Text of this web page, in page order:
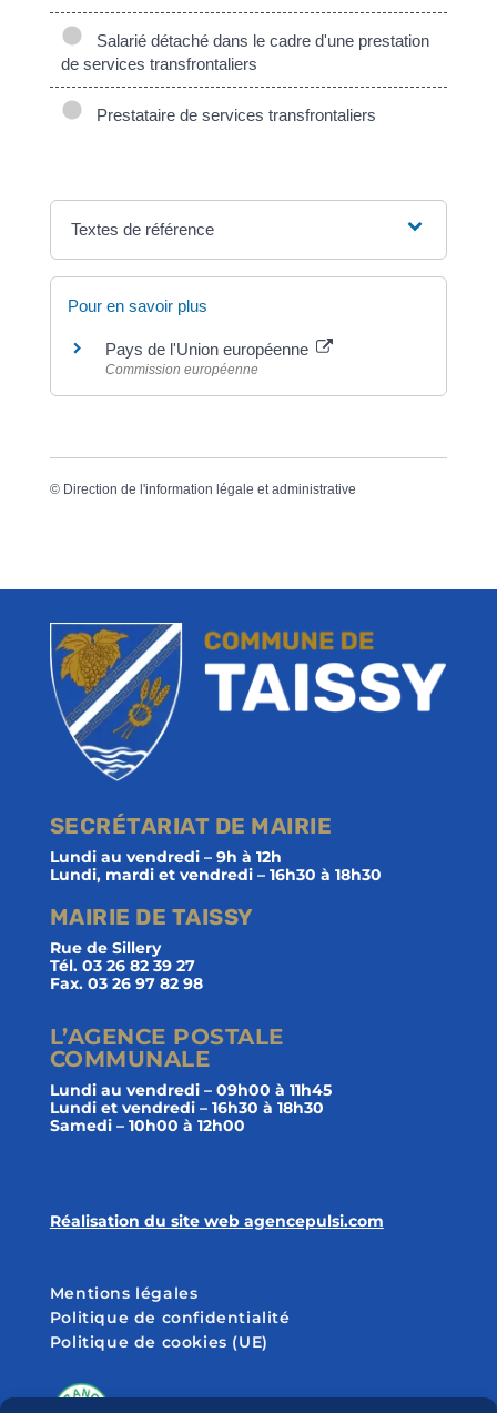
Salarié détaché dans le cadre d'une prestation
de services transfrontaliers
Prestataire de services transfrontaliers
Textes de référence
Pour en savoir plus
Pays de l'Union européenne
Commission européenne
© Direction de l'information légale et administrative
SECRÉTARIAT DE MAIRIE
Lundi au vendredi – 9h à 12h
Lundi, mardi et vendredi – 16h30 à 18h30
MAIRIE DE TAISSY
Rue de Sillery
Tél. 03 26 82 39 27
Fax. 03 26 97 82 98
L’AGENCE POSTALE
COMMUNALE
Lundi au vendredi – 09h00 à 11h45
Lundi et vendredi – 16h30 à 18h30
Samedi – 10h00 à 12h00
Réalisation du site web agencepulsi.com
Mentions légales
Politique de confidentialité
Politique de cookies (UE)